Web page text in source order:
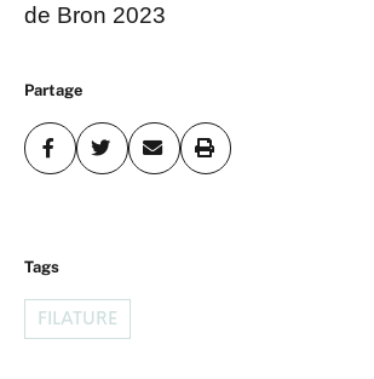
de Bron 2023
Partage
Tags
FILATURE